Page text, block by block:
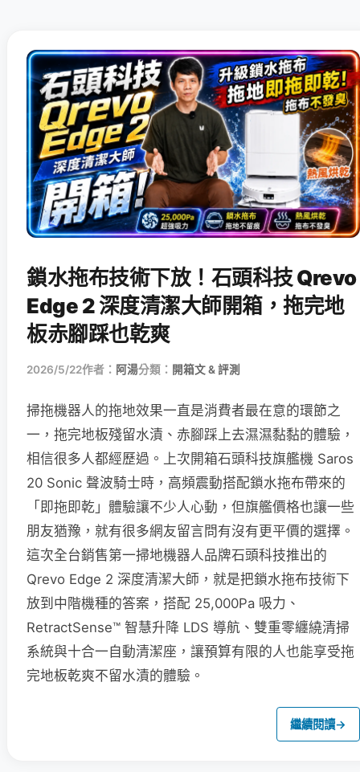
鎖水拖布技術下放！石頭科技 Qrevo
Edge 2 深度清潔大師開箱，拖完地
板赤腳踩也乾爽
2026/5/22作者： 阿湯分類： 開箱文 & 評測
掃拖機器人的拖地效果一直是消費者最在意的環節之
一，拖完地板殘留水漬、赤腳踩上去濕濕黏黏的體驗，
相信很多人都經歷過。上次開箱石頭科技旗艦機 Saros
20 Sonic 聲波騎士時，高頻震動搭配鎖水拖布帶來的
「即拖即乾」體驗讓不少人心動，但旗艦價格也讓一些
朋友猶豫，就有很多網友留言問有沒有更平價的選擇。
這次全台銷售第一掃地機器人品牌石頭科技推出的
Qrevo Edge 2 深度清潔大師，就是把鎖水拖布技術下
放到中階機種的答案，搭配 25,000Pa 吸力、
RetractSense™ 智慧升降 LDS 導航、雙重零纏繞清掃
系統與十合一自動清潔座，讓預算有限的人也能享受拖
完地板乾爽不留水漬的體驗。
繼續閱讀→